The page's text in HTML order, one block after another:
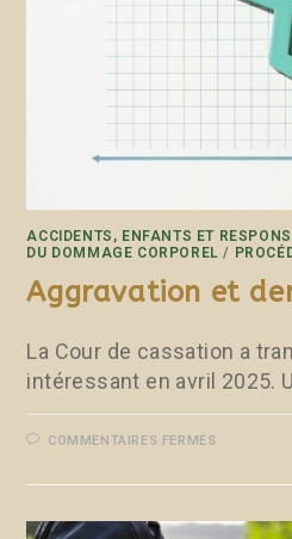
ACCIDENTS, ENFANTS ET
DU DOMMAGE CORPOREL /
Aggravation et
La Cour de cassation a
intéressant en avril 2025.
COMMENTAIRES FERMÉS